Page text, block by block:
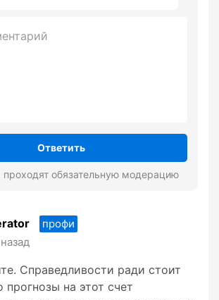
Ответить
проходят обязательную модерацию
профи
Справедливости ради стоит
прогнозы на этот счет